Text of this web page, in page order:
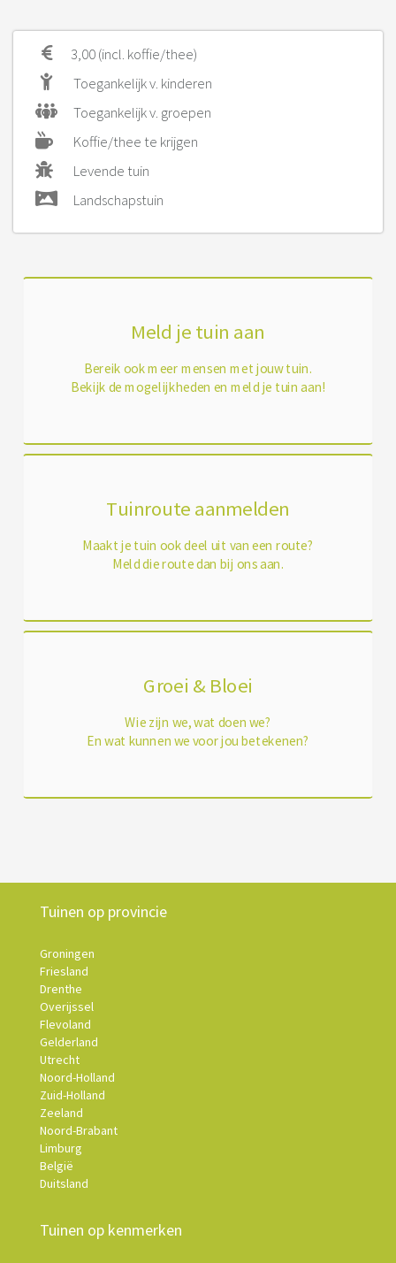
3,00 (incl. koffie/thee)
Toegankelijk v. kinderen
Toegankelijk v. groepen
Koffie/thee te krijgen
Levende tuin
Landschapstuin
Meld je tuin aan
Bereik ook meer mensen met jouw tuin.
Bekijk de mogelijkheden en meld je tuin aan!
Tuinroute aanmelden
Maakt je tuin ook deel uit van een route?
Meld die route dan bij ons aan.
Groei & Bloei
Wie zijn we, wat doen we?
En wat kunnen we voor jou betekenen?
Tuinen op provincie
Groningen
Friesland
Drenthe
Overijssel
Flevoland
Gelderland
Utrecht
Noord-Holland
Zuid-Holland
Zeeland
Noord-Brabant
Limburg
België
Duitsland
Tuinen op kenmerken